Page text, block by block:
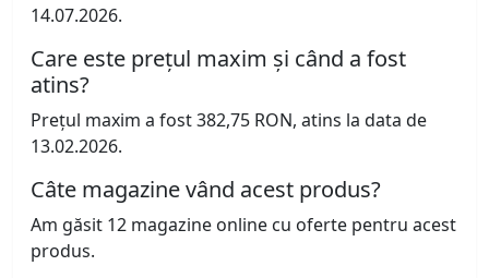
14.07.2026.
Care este prețul maxim și când a fost
atins?
Prețul maxim a fost 382,75 RON, atins la data de
13.02.2026.
Câte magazine vând acest produs?
Am găsit 12 magazine online cu oferte pentru acest
produs.